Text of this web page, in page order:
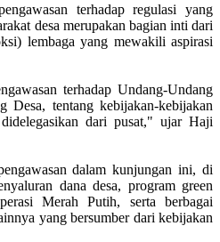
terhadap regulasi yang
desa merupakan bagian inti dari
lembaga yang mewakili aspirasi
terhadap Undang-Undang
Desa, tentang kebijakan-kebijakan
dari pusat," ujar Haji
dalam kunjungan ini, di
dana desa, program green
Merah Putih, serta berbagai
yang bersumber dari kebijakan